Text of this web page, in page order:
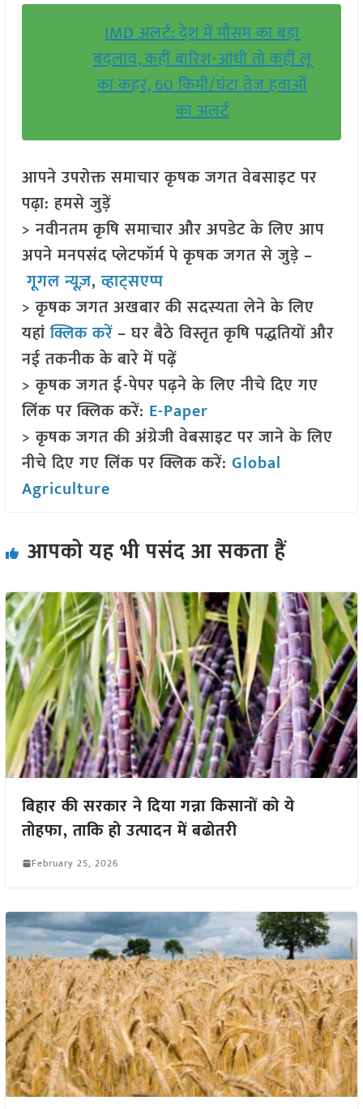
IMD अलर्ट: देश में मौसम का बड़ा
बदलाव, कहीं बारिश-आंधी तो कहीं लू
का कहर, 60 किमी/घंटा तेज हवाओं
का अलर्ट
आपने उपरोक्त समाचार कृषक जगत वेबसाइट पर
पढ़ा: हमसे जुड़ें
> नवीनतम कृषि समाचार और अपडेट के लिए आप
अपने मनपसंद प्लेटफॉर्म पे कृषक जगत से जुड़े –
गूगल न्यूज़,व्हाट्सएप्प
> कृषक जगत अखबार की सदस्यता लेने के लिए
यहांक्लिक करें– घर बैठे विस्तृत कृषि पद्धतियों और
नई तकनीक के बारे में पढ़ें
> कृषक जगत ई-पेपर पढ़ने के लिए नीचे दिए गए
लिंक पर क्लिक करें: E-Paper
> कृषक जगत की अंग्रेजी वेबसाइट पर जाने के लिए
नीचे दिए गए लिंक पर क्लिक करें: Global
Agriculture
आपको यह भी पसंद आ सकता हैं
बिहार की सरकार ने दिया गन्ना किसानों को ये
तोहफा, ताकि हो उत्पादन में बढोतरी
February 25, 2026